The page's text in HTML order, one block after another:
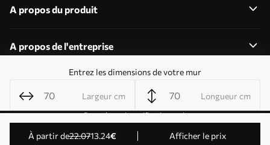
Entrez les dimensions de votre mur
Largeur cm Longueur cm
à partir de22.0713.24€ Afficher le prix
A propos du produit
A propos de l'entreprise
Modifier les autorisations relatives aux cookies
Paramètres de notification push
© 2011-2026 Uwalls . Tous droits réservés. Exploité par